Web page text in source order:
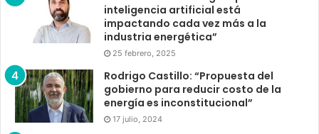
inteligencia artificial está
impactando cada vez más a la
industria energética”
25 febrero, 2025
Rodrigo Castillo: “Propuesta del
gobierno para reducir costo de la
energía es inconstitucional”
17 julio, 2024